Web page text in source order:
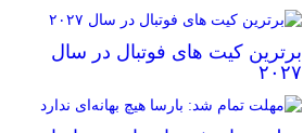
برترین کیت های فوتبال در سال
۲۰۲۷